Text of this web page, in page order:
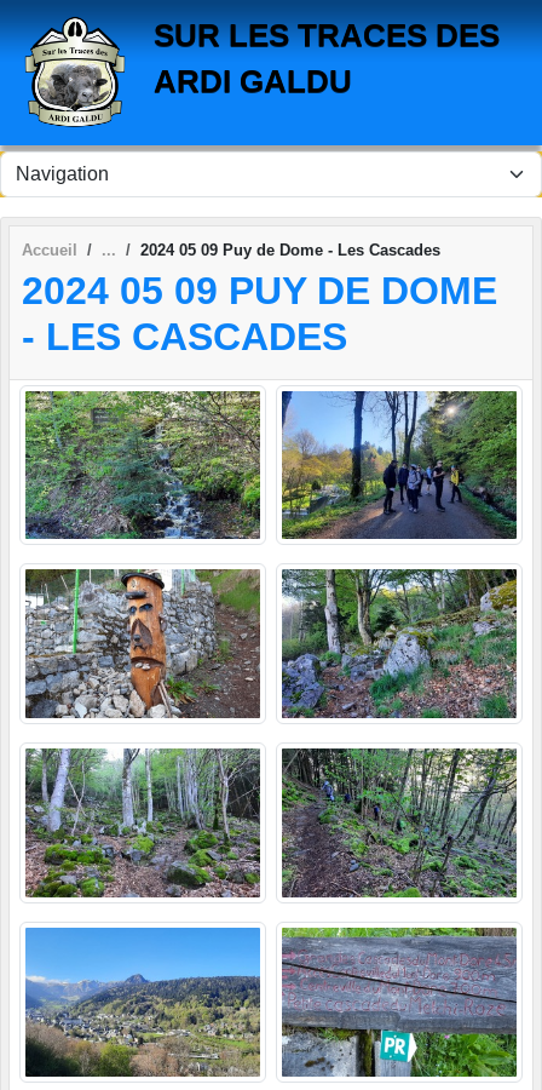
SUR LES TRACES DES
ARDI GALDU
Accueil 2024 05 09 Puy de Dome - Les Cascades
2024 05 09 PUY DE DOME
- LES CASCADES
Panneau de gestion des cookies